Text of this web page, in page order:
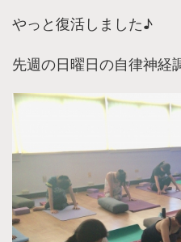
やっと復活しました♪
先週の日曜日の自律神経